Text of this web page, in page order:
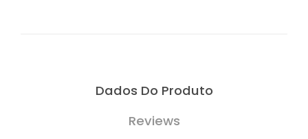
Dados Do Produto
Reviews